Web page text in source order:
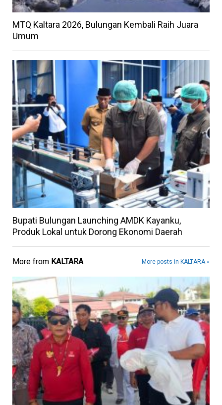
MTQ Kaltara 2026, Bulungan Kembali Raih Juara
Umum
Bupati Bulungan Launching AMDK Kayanku,
Produk Lokal untuk Dorong Ekonomi Daerah
More from KALTARA More posts in KALTARA »